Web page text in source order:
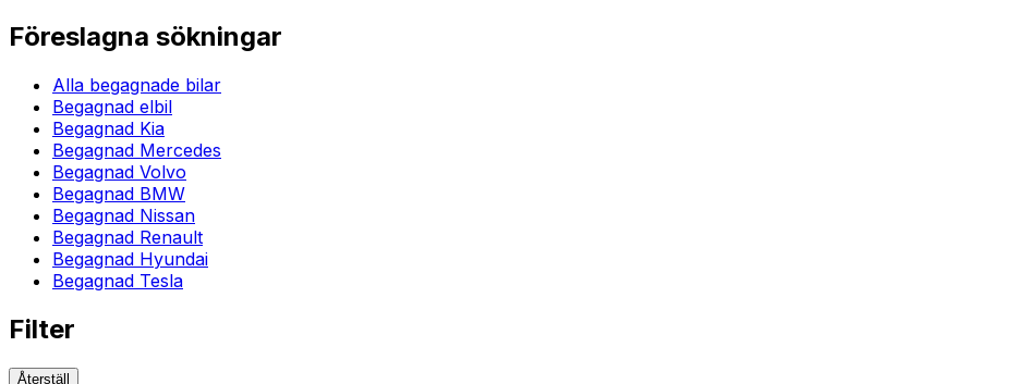
Föreslagna sökningar
Alla begagnade bilar
Begagnad elbil
Begagnad Kia
Begagnad Mercedes
Begagnad Volvo
Begagnad BMW
Begagnad Nissan
Begagnad Renault
Begagnad Hyundai
Begagnad Tesla
Filter
Återställ